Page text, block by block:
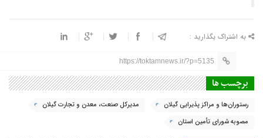
به اشتراک بگذارید :
https://toktamnews.ir/?p=5135
برچسب ها
رستوران‌ها و مراکز پذیرایی گیلان
مدیرکل صنعت، معدن و تجارت گیلان
مصوبه شورای تأمین استان